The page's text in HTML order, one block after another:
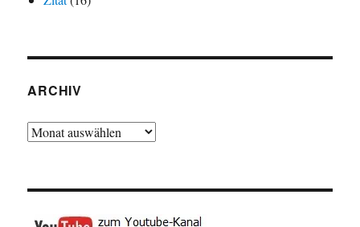
ARCHIV
Archiv